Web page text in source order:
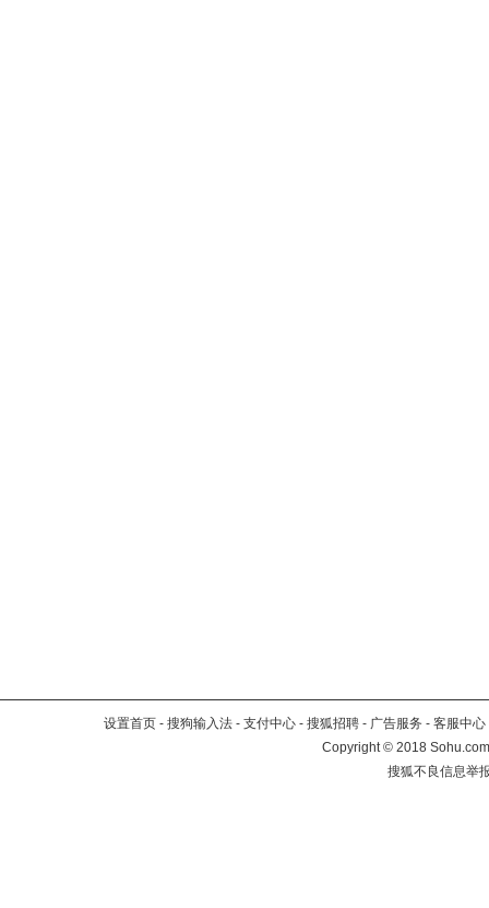
设置首页 - 搜狗输入法 - 支付中心 - 搜狐招聘 - 广告服务 - 客服中心
Copyright©2018
搜狐不良信息举